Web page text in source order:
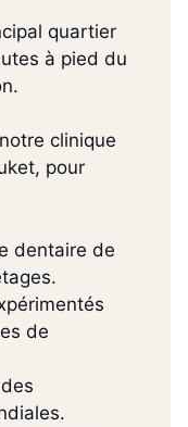
quartier
à pied du
clinique
pour
dentaire de
de